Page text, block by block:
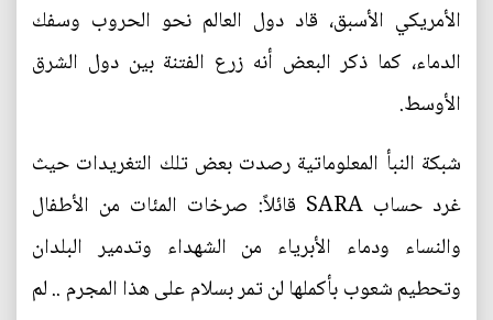
الأمريكي الأسبق، قاد دول العالم نحو الحروب وسفك
الدماء، كما ذكر البعض أنه زرع الفتنة بين دول الشرق
الأوسط.
شبكة النبأ المعلوماتية رصدت بعض تلك التغريدات حيث
غرد حساب SARA قائلاً: صرخات المئات من الأطفال
والنساء ودماء الأبرياء من الشهداء وتدمير البلدان
وتحطيم شعوب بأكملها لن تمر بسلام على هذا المجرم .. لم